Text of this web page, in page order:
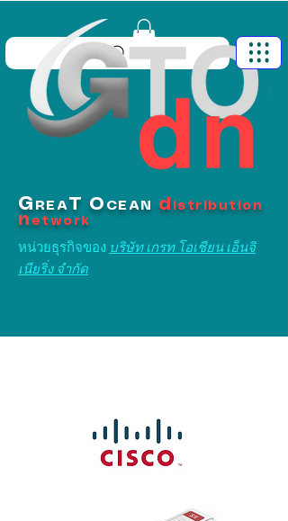
G REA T O CEAN d istribution
n etwork
หน่วยธุรกิจของ บริษัท เกรท โอเชียน เอ็นจิ
เนียริ่ง จำกัด